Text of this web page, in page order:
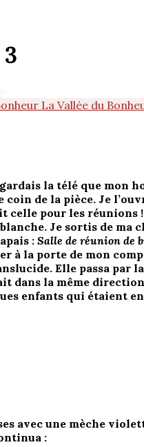
La Vallée du
la télé que mon
de la pièce. Je
pour les réunions
Je sortis de ma
: Salle de réunion de
à la porte de mon
Elle passa
dans la même
enfants qui étaient
avec une mèche
: